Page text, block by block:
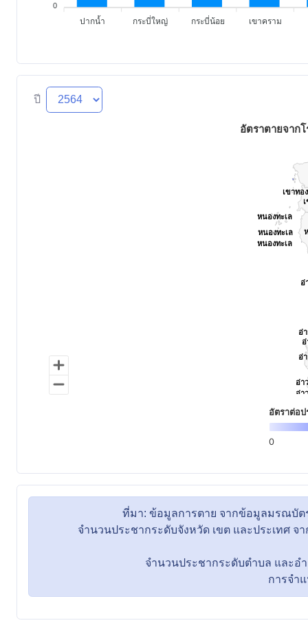
ปากน้ำ กระบี่ใหญ่ กระบี่น้อย เขาคราม
0
ปี
ที่มา: ข้อมูลการตาย จากข้อมูลมรณบัต
จำนวนประชากระดับจังหวัด เขต และประเทศ จา
จำนวนประชากระดับตำบล และอำ
การจำแน